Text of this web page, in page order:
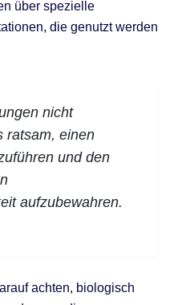
über spezielle
die genutzt werden
nicht
ratsam, einen
und den
aufzubewahren.
achten, biologisch